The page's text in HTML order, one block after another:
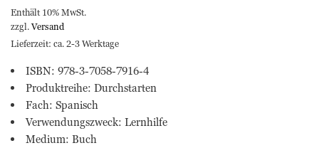
Enthält 10% MwSt.
zzgl.Versand
Lieferzeit: ca. 2-3 Werktage
ISBN: 978-3-7058-7916-4
Produktreihe: Durchstarten
Fach: Spanisch
Verwendungszweck: Lernhilfe
Medium: Buch